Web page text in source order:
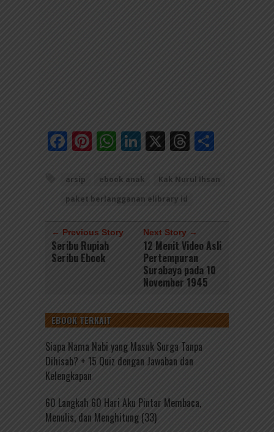
Facebook
Pinterest
WhatsApp
LinkedIn
X Threads
arsip ebook anak
Kak Nurul Ihsan
paket berlangganan elibrary id
← Previous Story
Seribu Rupiah
Seribu Ebook
Next Story →
12 Menit Video Asli
Pertempuran
Surabaya pada 10
November 1945
EBOOK TERKAIT
Siapa Nama Nabi yang Masuk Surga Tanpa
Dihisab? + 15 Quiz dengan Jawaban dan
Kelengkapan
60 Langkah 60 Hari Aku Pintar Membaca,
Menulis, dan Menghitung (33)